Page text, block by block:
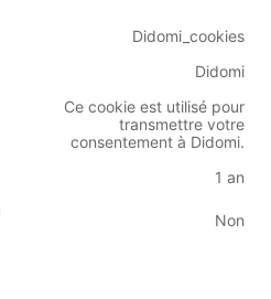
Didomi_cookies
Didomi
Ce cookie est utilisé pour
transmettre votre
consentement à Didomi.
1 an
Non